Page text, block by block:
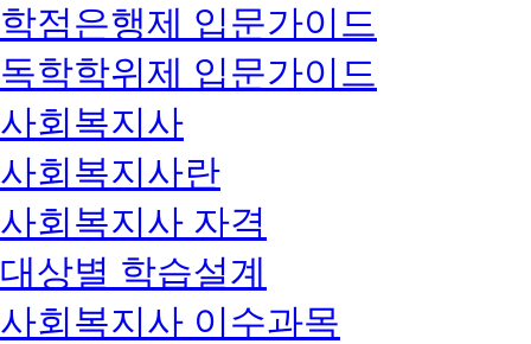
학점은행제 입문가이드
독학학위제 입문가이드
사회복지사
사회복지사란
사회복지사 자격
대상별 학습설계
사회복지사 이수과목